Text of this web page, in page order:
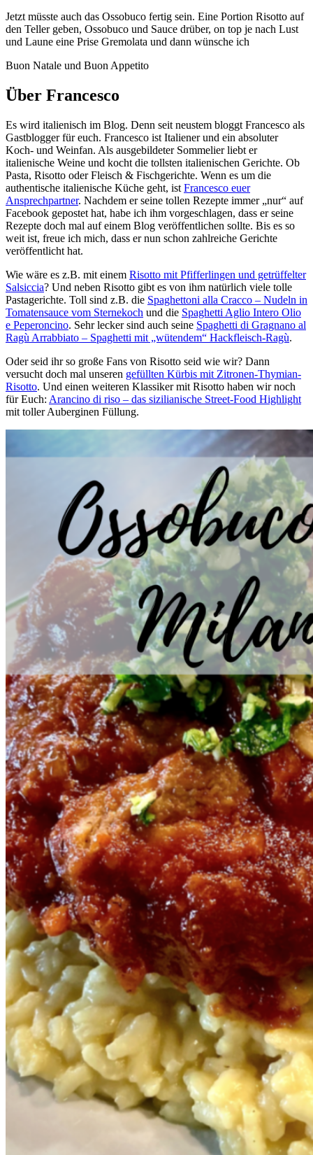
Jetzt müsste auch das Ossobuco fertig sein. Eine Portion Risotto auf
den Teller geben, Ossobuco und Sauce drüber, on top je nach Lust
und Laune eine Prise Gremolata und dann wünsche ich
Buon Natale und Buon Appetito
Über Francesco
Es wird italienisch im Blog. Denn seit neustem bloggt Francesco als
Gastblogger für euch. Francesco ist Italiener und ein absoluter
Koch- und Weinfan. Als ausgebildeter Sommelier liebt er
italienische Weine und kocht die tollsten italienischen Gerichte. Ob
Pasta, Risotto oder Fleisch & Fischgerichte. Wenn es um die
authentische italienische Küche geht, ist Francesco euer
Ansprechpartner. Nachdem er seine tollen Rezepte immer „nur“ auf
Facebook gepostet hat, habe ich ihm vorgeschlagen, dass er seine
Rezepte doch mal auf einem Blog veröffentlichen sollte. Bis es so
weit ist, freue ich mich, dass er nun schon zahlreiche Gerichte
veröffentlicht hat.
Wie wäre es z.B. mit einem Risotto mit Pfifferlingen und getrüffelter
Salsiccia? Und neben Risotto gibt es von ihm natürlich viele tolle
Pastagerichte. Toll sind z.B. die Spaghettoni alla Cracco – Nudeln in
Tomatensauce vom Sternekoch und die Spaghetti Aglio Intero Olio
e Peperoncino. Sehr lecker sind auch seine Spaghetti di Gragnano al
Ragù Arrabbiato – Spaghetti mit „wütendem“ Hackfleisch-Ragù.
Oder seid ihr so große Fans von Risotto seid wie wir? Dann
versucht doch mal unseren gefüllten Kürbis mit Zitronen-Thymian-
Risotto. Und einen weiteren Klassiker mit Risotto haben wir noch
für Euch: Arancino di riso – das sizilianische Street-Food Highlight
mit toller Auberginen Füllung.